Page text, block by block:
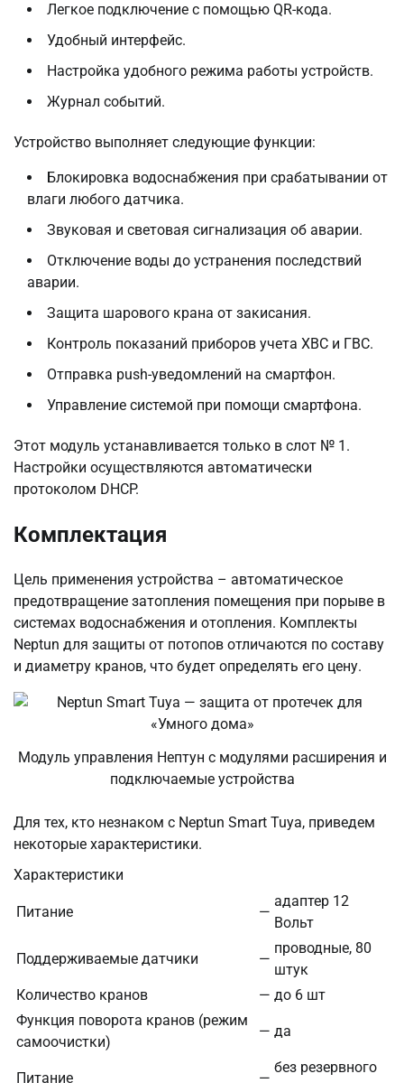
Легкое подключение с помощью QR-кода.
Удобный интерфейс.
Настройка удобного режима работы устройств.
Журнал событий.
Устройство выполняет следующие функции:
Блокировка водоснабжения при срабатывании от
влаги любого датчика.
Звуковая и световая сигнализация об аварии.
Отключение воды до устранения последствий
аварии.
Защита шарового крана от закисания.
Контроль показаний приборов учета ХВС и ГВС.
Отправка push-уведомлений на смартфон.
Управление системой при помощи смартфона.
Этот модуль устанавливается только в слот № 1.
Настройки осуществляются автоматически
протоколом DHCP.
Комплектация
Цель применения устройства – автоматическое
предотвращение затопления помещения при порыве в
системах водоснабжения и отопления. Комплекты
Neptun для защиты от потопов отличаются по составу
и диаметру кранов, что будет определять его цену.
Модуль управления Нептун с модулями расширения и
подключаемые устройства
Для тех, кто незнаком с Neptun Smart Tuya, приведем
некоторые характеристики.
Характеристики
Питание —
адаптер 12
Вольт
Поддерживаемые датчики —
проводные, 80
штук
Количество кранов
— до 6 шт
Функция поворота кранов (режим
самоочистки)
— да
Питание —
без резервного